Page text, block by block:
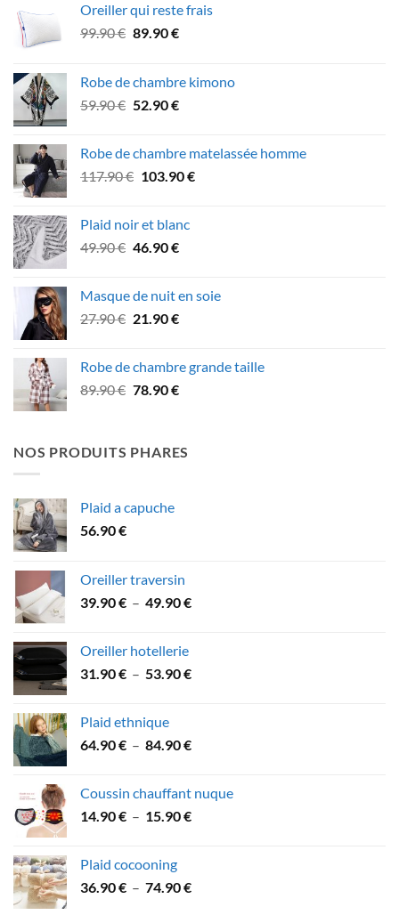
Oreiller qui reste frais
99.90€ Le
était :
99.90 €.
89.90€Le
est :
89.90 €.
Robe de chambre kimono
59.90€ Le
était :
59.90 €.
52.90€Le
est :
52.90 €.
Robe de chambre matelassée homme
117.90€ Le
était :
117.90 €.
103.90€Le
Plaid noir et blanc
49.90€ Le
était :
49.90 €.
46.90€Le
est :
46.90 €.
Masque de nuit en soie
27.90€ Le
était :
27.90 €.
21.90€Le
est :
21.90 €.
Robe de chambre grande taille
89.90€ Le
était :
89.90 €.
78.90€Le
est :
78.90 €.
NOS PRODUITS PHARES
Plaid a capuche
56.90€
Oreiller traversin
39.90€ – 49.90€Plage
à
Oreiller hotellerie
31.90€ – 53.90€Plage
à
Plaid ethnique
64.90€ – 84.90€Plage
64.90 €
à
Coussin chauffant nuque
14.90€ – 15.90€Plage
à
Plaid cocooning
36.90€ – 74.90€Plage